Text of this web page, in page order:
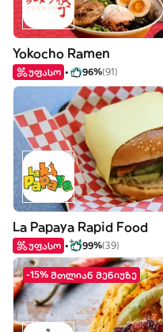
Yokocho Ramen
უფასო 96%(91)
La Papaya Rapid Food
უფასო 99%(39)
-15% მთლიან მენიუზე